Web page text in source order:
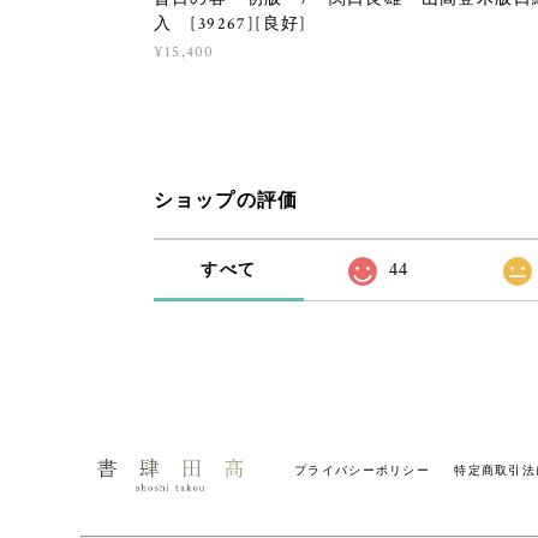
入 [39267][良好]
¥15,400
ショップの評価
すべて 44
プライバシーポリシー 特定商取引法